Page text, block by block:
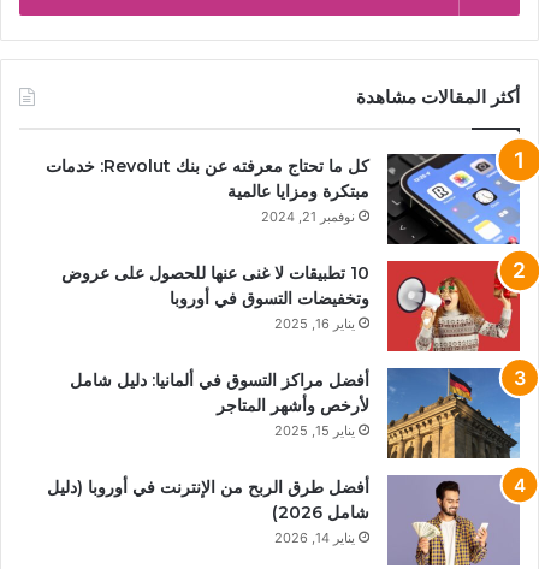
أكثر المقالات مشاهدة
كل ما تحتاج معرفته عن بنك Revolut: خدمات
مبتكرة ومزايا عالمية
نوفمبر 21, 2024
10 تطبيقات لا غنى عنها للحصول على عروض
وتخفيضات التسوق في أوروبا
يناير 16, 2025
أفضل مراكز التسوق في ألمانيا: دليل شامل
لأرخص وأشهر المتاجر
يناير 15, 2025
أفضل طرق الربح من الإنترنت في أوروبا (دليل
شامل 2026)
يناير 14, 2026